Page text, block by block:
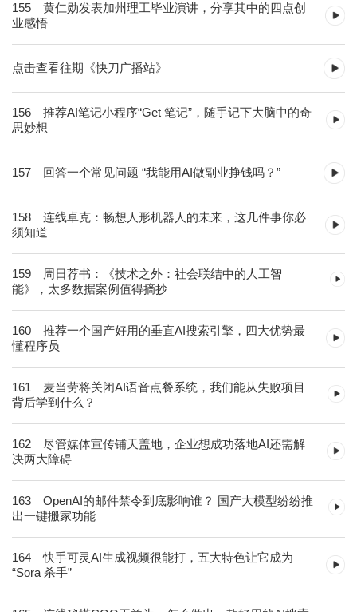
155｜黄仁勋发表加州理工毕业演讲，分享其中的四点创
业感悟
点击查看往期《快刀广播站》
156｜推荐AI笔记小程序“Get 笔记”，随手记下大脑中的奇
思妙想
157｜回答一个常见问题 “我能用AI做副业挣钱吗？”
158｜连线卓克：畅想人形机器人的未来，这几件事你必
须知道
159｜周日荐书：《技术之外：社会联结中的人工智
能》，太多数据案例值得摘抄
160｜推荐一个国产好用的垂直AI搜索引擎，四大优势最
懂程序员
161｜麦当劳将关闭AI语音点餐系统，我们能从失败项目
背后学到什么？
162｜尽管媒体宣传铺天盖地，企业想成功落地AI还需解
决两大障碍
163｜OpenAI的邮件禁令到底影响谁？ 国产大模型纷纷推
出一键搬家功能
164｜快手可灵AI生成视频很能打，五大特色让它成为
“Sora 杀手”